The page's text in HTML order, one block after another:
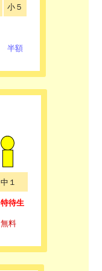
小５
半額
中１
特待生
無料